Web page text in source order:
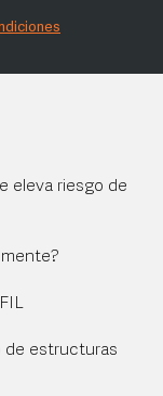
eleva riesgo de
de estructuras